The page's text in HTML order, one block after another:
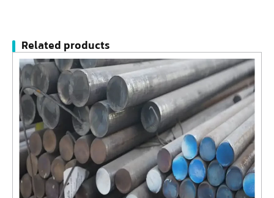
Related products